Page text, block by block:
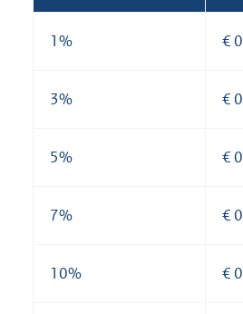
1% €
3% €
5% €
7% €
10% €